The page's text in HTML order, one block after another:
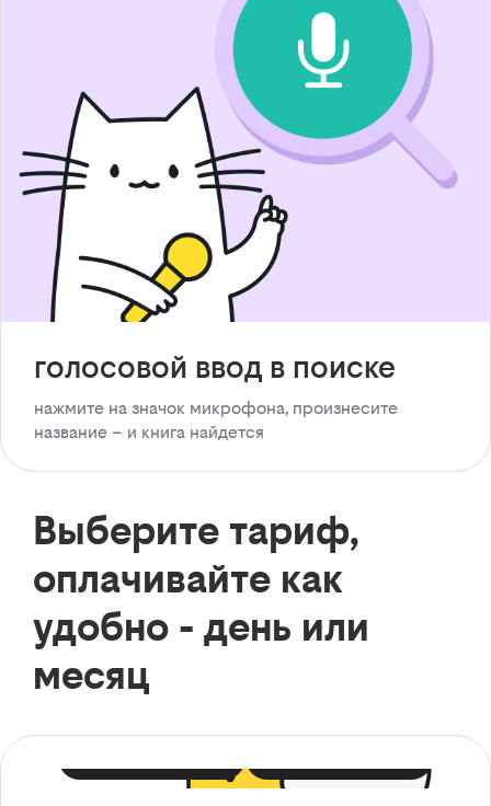
голосовой ввод в поиске
нажмите на значок микрофона, произнесите
название – и книга найдется
Выберите тариф,
оплачивайте как
удобно - день или
месяц